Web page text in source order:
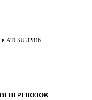
в ATI.SU 32816
ПЕРЕВОЗОК